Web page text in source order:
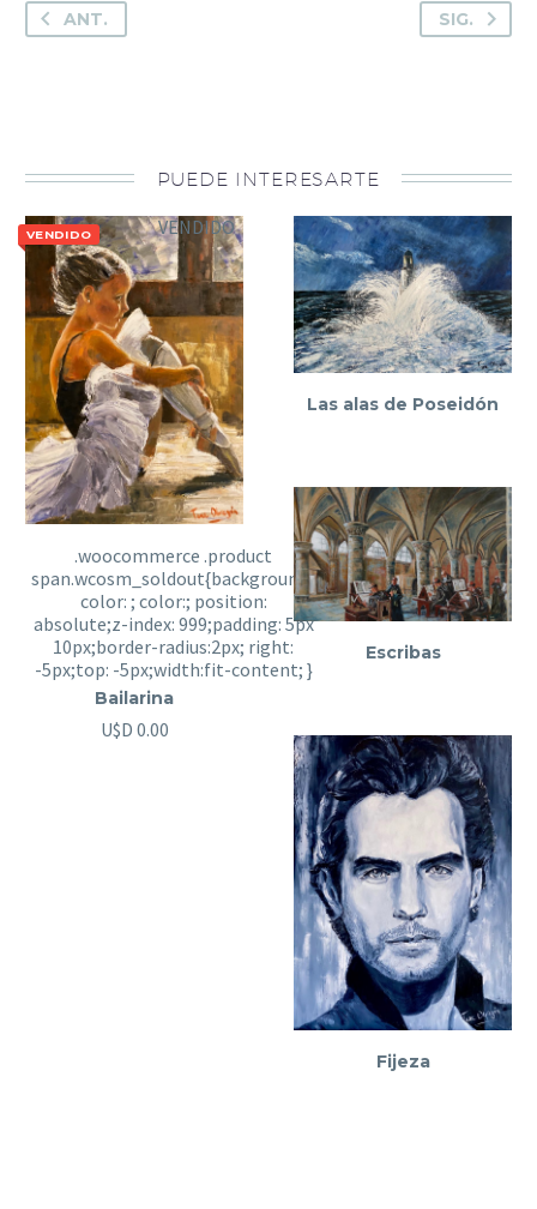
ANT. SIG.
PUEDE INTERESARTE
VENDIDO VENDIDO
Bailarina
U$D 0.00
Las alas de Poseidón
Escribas
Fijeza